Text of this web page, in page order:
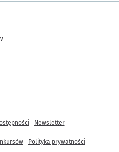
Newsletter
Polityka prywatności